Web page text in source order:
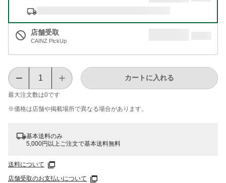
店舗受取
CAINZ PickUp
最大注文数は0です
カートに入れる
※価格は​店舗や​掲載場所で​異なる​場合が​あります。
基本送料のみ
5,000円以上ご注文で基本送料無料
送料について
店舗受取のお支払いについて